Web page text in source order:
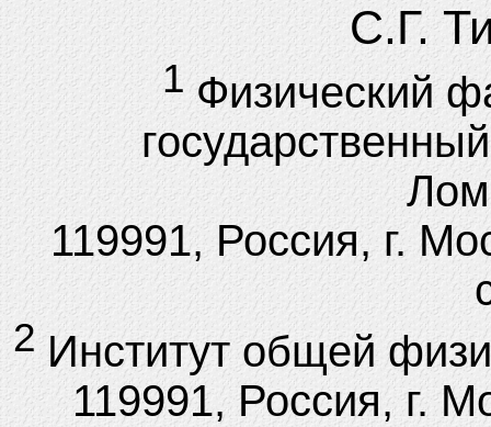
С.Г.
1Физический
119991, Россия, г.
2Институт общей
119991, Россия, г.